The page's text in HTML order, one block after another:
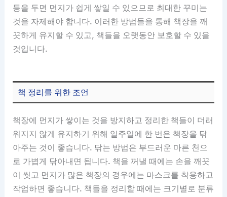
등을 두면 먼지가 쉽게 쌓일 수 있으므로 최대한 꾸미는
것을 자제해야 합니다. 이러한 방법들을 통해 책장을 깨
끗하게 유지할 수 있고, 책들을 오랫동안 보호할 수 있을
것입니다.
책 정리를 위한 조언
책장에 먼지가 쌓이는 것을 방지하고 정리한 책들이 더러
워지지 않게 유지하기 위해 일주일에 한 번은 책장을 닦
아주는 것이 좋습니다. 닦는 방법은 부드러운 마른 천으
로 가볍게 닦아내면 됩니다. 책을 꺼낼 때에는 손을 깨끗
이 씻고 먼지가 많은 책장의 경우에는 마스크를 착용하고
작업하면 좋습니다. 책들을 정리할 때에는 크기별로 분류